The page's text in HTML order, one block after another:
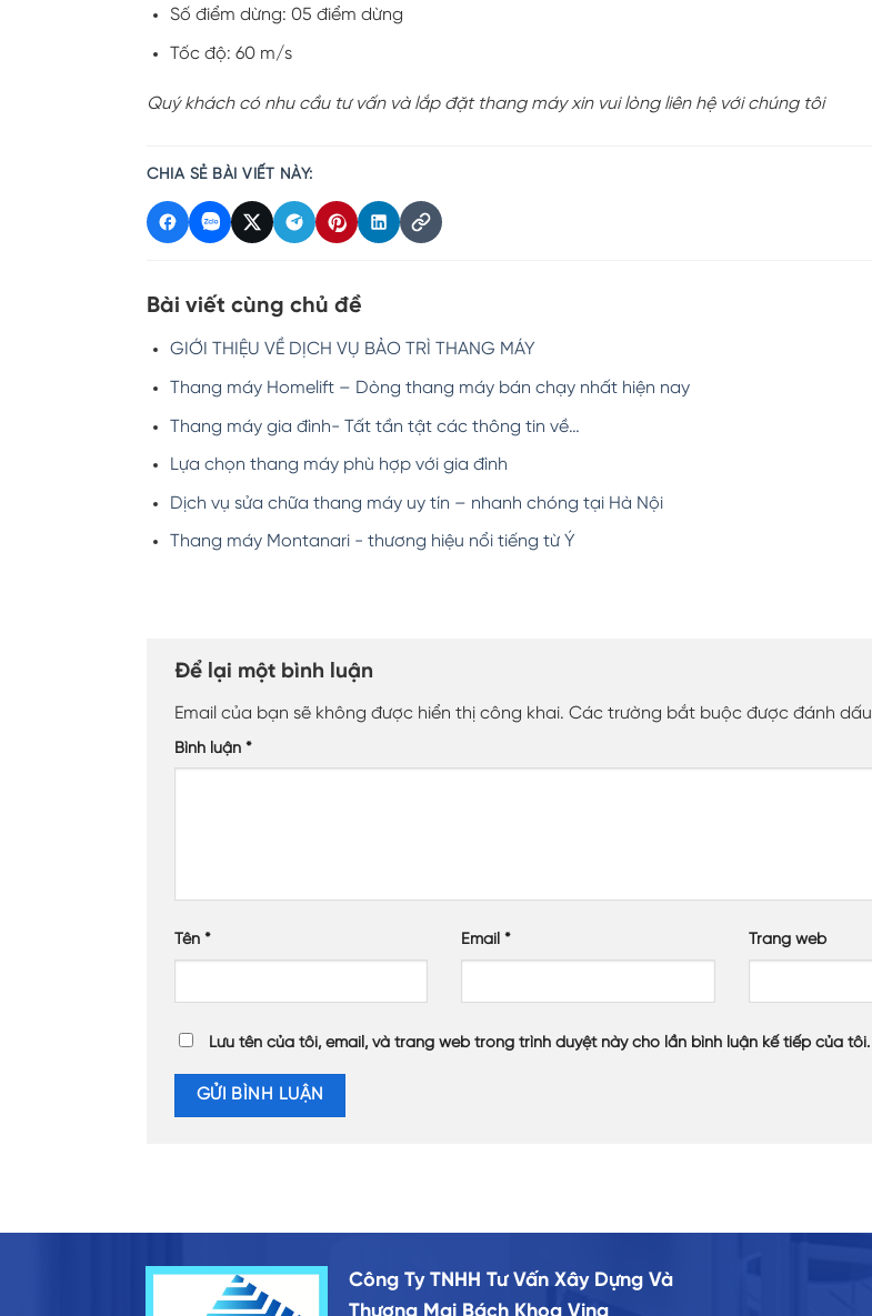
Số điểm dừng: 05 điểm dừng
Tốc độ: 60 m/s
Quý khách có nhu cầu tư vấn và lắp đặt thang máy xin vui lòng liên hệ với chúng tôi
CHIA SẺ BÀI VIẾT NÀY:
Bài viết cùng chủ đề
GIỚI THIỆU VỀ DỊCH VỤ BẢO TRÌ THANG MÁY
Thang máy Homelift – Dòng thang máy bán chạy nhất hiện nay
Thang máy gia đình- Tất tần tật các thông tin về…
Lựa chọn thang máy phù hợp với gia đình
Dịch vụ sửa chữa thang máy uy tín – nhanh chóng tại Hà Nội
Thang máy Montanari - thương hiệu nổi tiếng từ Ý
Để lại một bình luận
Email của bạn sẽ không được hiển thị công khai. Các trường bắt buộc được đánh dấu
Bình luận *
Tên * Email* Trang web
Lưu tên của tôi, email, và trang web trong trình duyệt này cho lần bình luận kế tiếp của tôi.
Công Ty TNHH Tư Vấn Xây Dựng Và